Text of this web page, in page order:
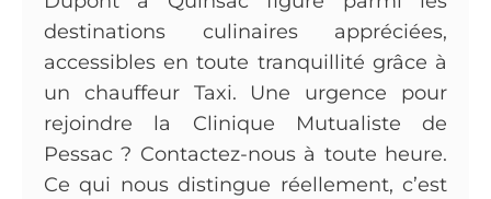
destinations culinaires appréciées,
accessibles en toute tranquillité grâce à
un chauffeur Taxi. Une urgence pour
rejoindre la Clinique Mutualiste de
Pessac ? Contactez-nous à toute heure.
Ce qui nous distingue réellement, c’est